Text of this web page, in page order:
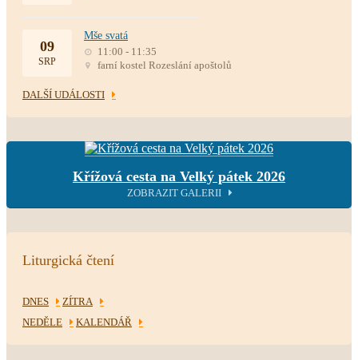
09
SRP
Mše svatá
11:00 - 11:35
farní kostel Rozeslání apoštolů
DALŠÍ UDÁLOSTI
Křížová cesta na Velký pátek 2026
ZOBRAZIT GALERII
Liturgická čtení
DNES
ZÍTRA
NEDĚLE
KALENDÁŘ